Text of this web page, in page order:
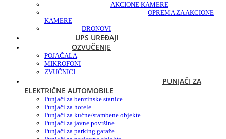
AKCIONE KAMERE
OPREMA ZA AKCIONE
KAMERE
DRONOVI
UPS UREĐAJI
OZVUČENJE
POJAČALA
MIKROFONI
ZVUČNICI
PUNJAČI ZA
ELEKTRIČNE AUTOMOBILE
Punjači za benzinske stanice
Punjači za hotele
Punjači za kućne/stambene objekte
Punjači za javne površine
Punjači za parking garaže